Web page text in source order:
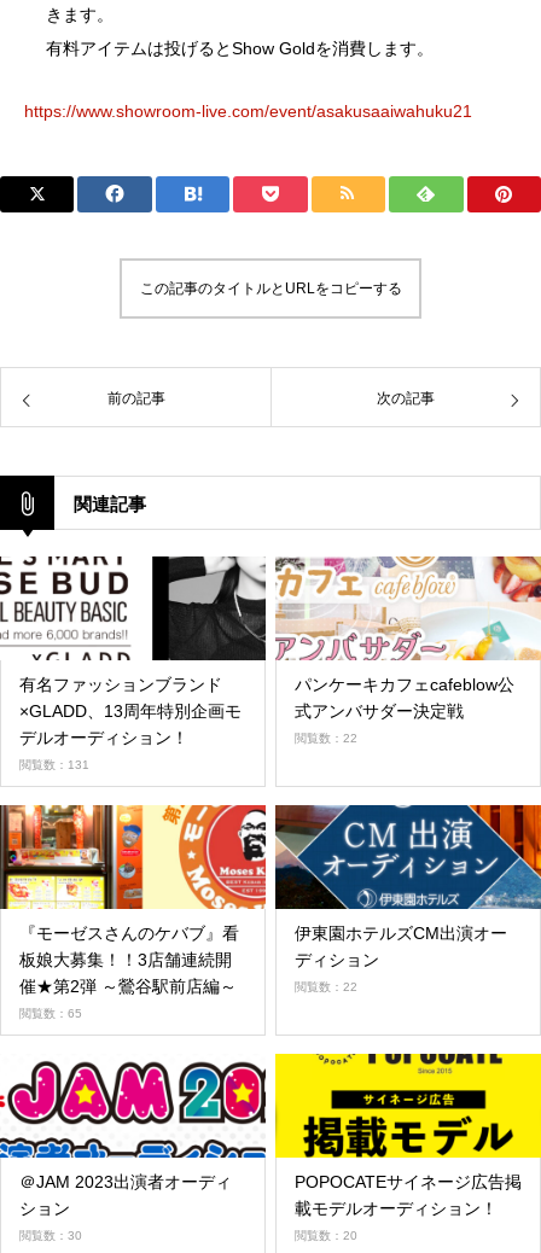
きます。
有料アイテムは投げるとShow Goldを消費します。
https://www.showroom-live.com/event/asakusaaiwahuku21
この記事のタイトルとURLをコピーする
前の記事 次の記事
関連記事
有名ファッションブランド
×GLADD、13周年特別企画モ
デルオーディション！
閲覧数：131
パンケーキカフェcafeblow公
式アンバサダー決定戦
閲覧数：22
『モーゼスさんのケバブ』看
板娘大募集！！3店舗連続開
催★第2弾 ～鶯谷駅前店編～
閲覧数：65
伊東園ホテルズCM出演オー
ディション
閲覧数：22
＠JAM 2023出演者オーディ
ション
閲覧数：30
POPOCATEサイネージ広告掲
載モデルオーディション！
閲覧数：20